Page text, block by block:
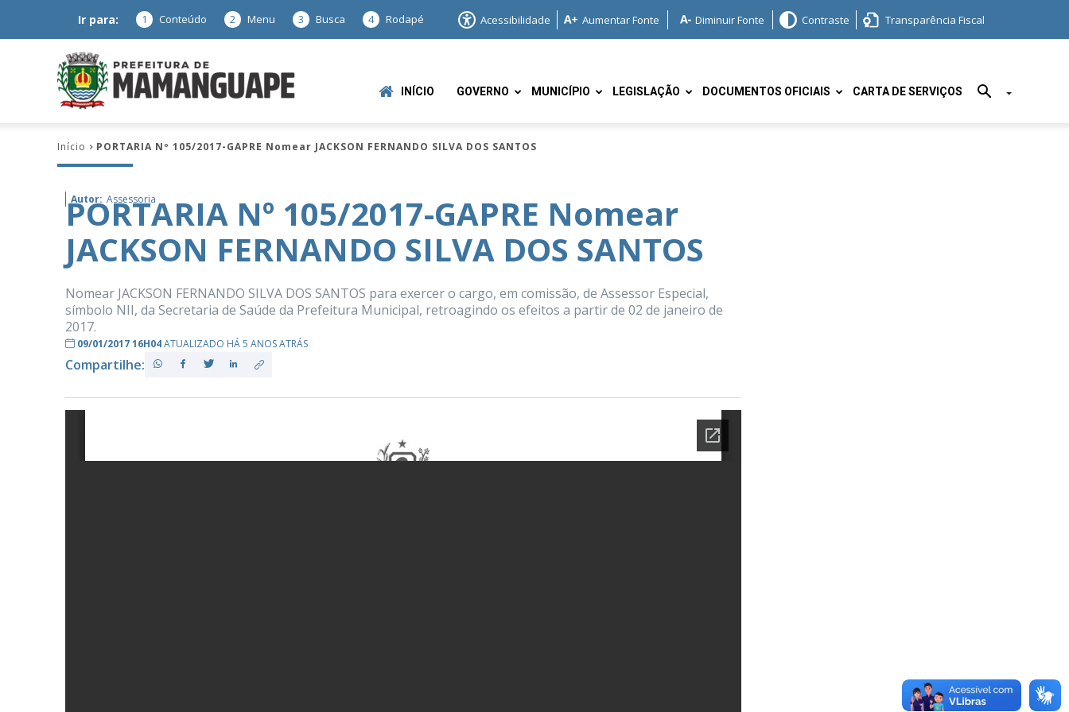
Ir para: 1 Conteúdo 2 Menu 3 Busca 4 Rodapé Acessibilidade Aumentar Fonte Diminuir Fonte Contraste Transparência Fiscal
Mamanguape
INÍCIO GOVERNO MUNICÍPIO LEGISLAÇÃO DOCUMENTOS OFICIAIS CARTA DE SERVIÇOS
Início PORTARIA Nº 105/2017-GAPRE Nomear JACKSON FERNANDO SILVA DOS SANTOS
Autor: Assessoria
PORTARIA Nº 105/2017-GAPRE Nomear
JACKSON FERNANDO SILVA DOS SANTOS
Nomear JACKSON FERNANDO SILVA DOS SANTOS para exercer o cargo, em comissão, de Assessor Especial,
símbolo NII, da Secretaria de Saúde da Prefeitura Municipal, retroagindo os efeitos a partir de 02 de janeiro de
2017.
09/01/2017 16H04ATUALIZADO HÁ 5 ANOS ATRÁS
Compartilhe: